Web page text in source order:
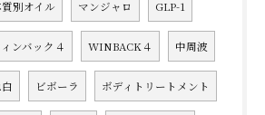
別オイル マンジャロ GLP-1
ンバック４ WINBACK４ 中周波
ビボーラ ボディトリートメント